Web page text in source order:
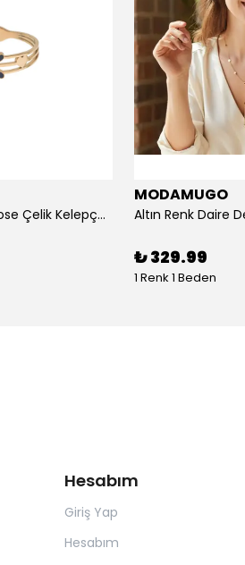
Altı Kalpli Sedef Taşlı Rose Çelik Kelepçe Bileklik
MODAMUGO
₺ 329.99
1 Renk 1 Beden
Hesabım
Giriş Yap
Hesabım